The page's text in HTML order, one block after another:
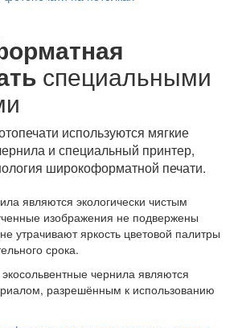
специальными
используются мягкие
и специальный принтер,
широкоформатной печати.
являются экологически чистым
изображения не подвержены
утрачивают яркость цветовой палитры
срока.
чернила являются
разрешённым к использованию